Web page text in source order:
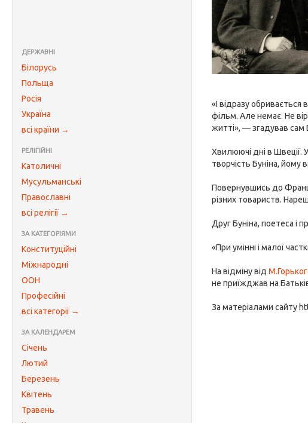
ДЕРЖАВНІ
Білорусь
Польща
Росія
Україна
всі країни →
РЕЛІГІЙНІ
Католичні
Мусульманські
Православні
всі релігії →
ЗА КАТЕГОРІЯМИ
Конституційні
Міжнародні
ООН
Професійні
всі категорії →
ЗА КАЛЕНДАРЕМ
Січень
Лютий
Березень
Квітень
Травень
«І відразу
фільм. Але немає. Не
житті», — згадував сам
Хвилюючі дні в Швеції.
творчість Буніна,
Повернувшись до
різних товариств.
Друг Буніна, поетеса і
«При умінні і малої
На відміну від
не приїжджав на
За матеріалами сайту